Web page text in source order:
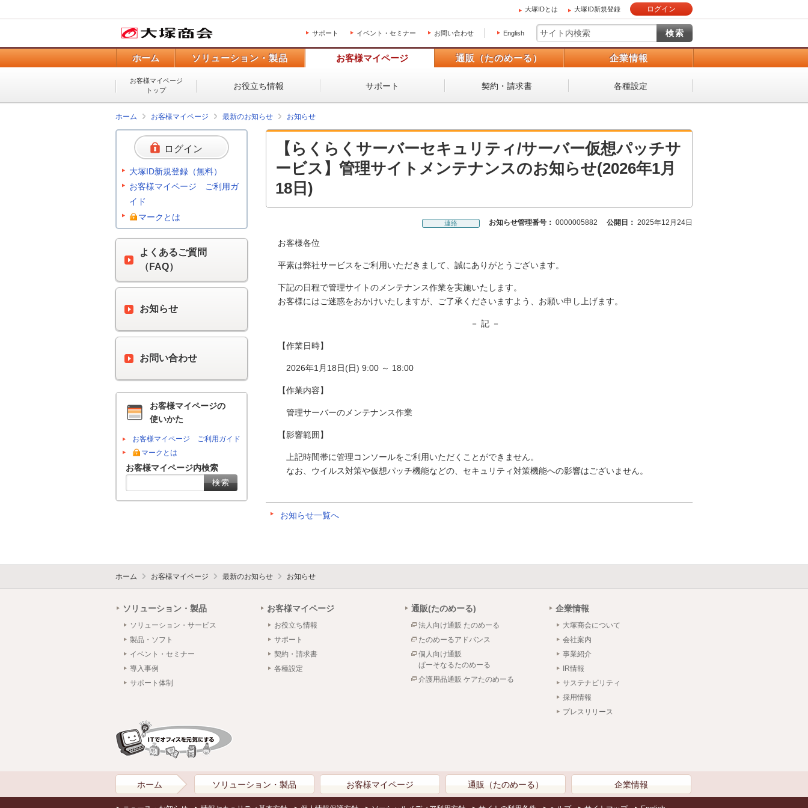
大塚IDとは 大塚ID新規登録 ログイン
サポート イベント・セミナー お問い合わせ English
ホーム ソリューション・製品 お客様マイページ 通販（たのめーる） 企業情報
お客様マイページ
トップ
お役立ち情報 サポート 契約・請求書 各種設定
ホーム お客様マイページ 最新のお知らせ お知らせ
【らくらくサーバーセキュリティ/サーバー仮想パッチサ
ービス】管理サイトメンテナンスのお知らせ(2026年1月
18日)
連絡 お知らせ管理番号： 0000005882 公開日： 2025年12月24日
お客様各位
平素は弊社サービスをご利用いただきまして、誠にありがとうございます。
下記の日程で管理サイトのメンテナンス作業を実施いたします。
お客様にはご迷惑をおかけいたしますが、ご了承くださいますよう、お願い申し上げます。
－ 記 －
【作業日時】
2026年1月18日(日) 9:00 ～ 18:00
【作業内容】
管理サーバーのメンテナンス作業
【影響範囲】
上記時間帯に管理コンソールをご利用いただくことができません。
なお、ウイルス対策や仮想パッチ機能などの、セキュリティ対策機能への影響はございません。
お知らせ一覧へ
ログイン
大塚ID新規登録（無料）
お客様マイページ ご利用ガ
イド
マークとは
よくあるご質問
（FAQ）
お知らせ
お問い合わせ
お客様マイページの
使いかた
お客様マイページ ご利用ガイド
マークとは
お客様マイページ内検索
ホーム お客様マイページ 最新のお知らせ お知らせ
ソリューション・製品
ソリューション・サービス
製品・ソフト
イベント・セミナー
導入事例
サポート体制
お客様マイページ
お役立ち情報
サポート
契約・請求書
各種設定
通販(たのめーる)
法人向け通販 たのめーる
たのめーるアドバンス
個人向け通販
ぱーそなるたのめーる
介護用品通販 ケアたのめーる
企業情報
大塚商会について
会社案内
事業紹介
IR情報
サステナビリティ
採用情報
プレスリリース
ホーム ソリューション・製品 お客様マイページ 通販（たのめーる） 企業情報